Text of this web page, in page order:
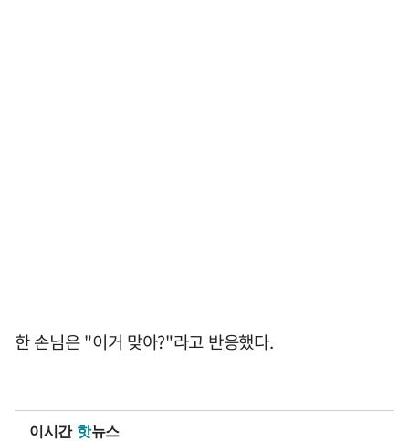
한 손님은 "이거 맞아?"라고 반응했다.
이시간 핫뉴스